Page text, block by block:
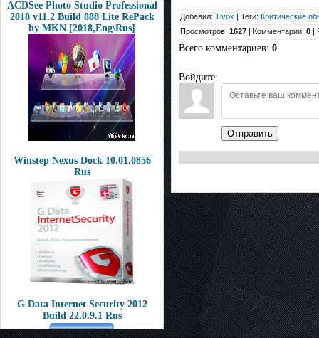
ACDSee Photo Studio Professional
2018 v11.2 Build 888 Lite RePack
by MKN [2018,Eng\Rus]
Winstep Nexus Dock 10.01.0856
Rus
G Data Internet Security 2012
Build 22.0.9.1 Rus
Добавил: Tivok | Теги: Критические
Просмотров: 1627 | Комментарии: 0 |
Всего комментариев: 0
Войдите:
Отправить